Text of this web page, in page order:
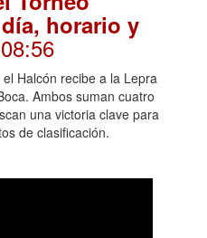
horario y
Halcón recibe a la Lepra
Ambos suman cuatro
una victoria clave para
de clasificación.